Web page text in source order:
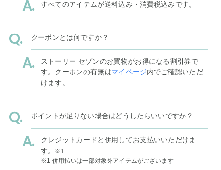
すべてのアイテムが送料込み・消費税込みです。
クーポンとは何ですか？
ストーリー セゾンのお買物がお得になる割引券で
す。クーポンの有無はマイページ内でご確認いただ
けます。
ポイントが足りない場合はどうしたらいいですか？
クレジットカードと併用してお支払いいただけま
す。
※1
※1 併用払いは一部対象外アイテムがございます